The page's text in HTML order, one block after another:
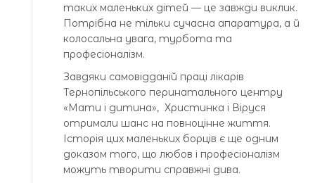
таких маленьких дітей — це завжди виклик.
Потрібна не тільки сучасна апаратура, а й
колосальна увага, турбота та
професіоналізм.
Завдяки самовідданій праці лікарів
Тернопільського перинатального центру
«Мати і дитина», Христинка і Віруся
отримали шанс на повноцінне життя.
Історія цих маленьких борців є ще одним
доказом того, що любов і професіоналізм
можуть творити справжні дива.